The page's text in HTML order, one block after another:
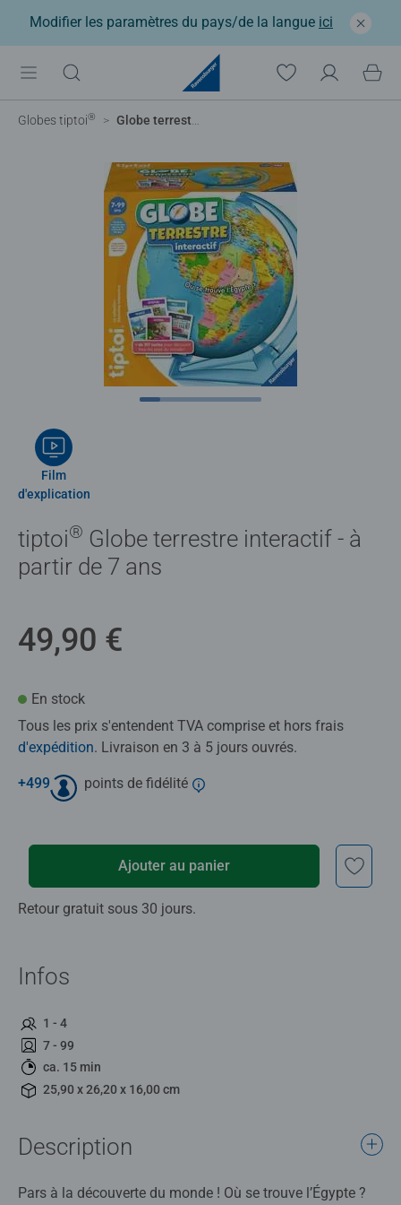
Modifier les paramètres du pays/de la langue ici
Globes tiptoi® Globe terrestre interactif
Film
d'explication
tiptoi® Globe terrestre interactif - à
partir de 7 ans
49,90 €
En stock
Tous les prix s'entendent TVA comprise et hors frais
d'expédition. Livraison en 3 à 5 jours ouvrés.
+499 points de fidélité
Ajouter au panier
Retour gratuit sous 30 jours.
Infos
1 - 4
7 - 99
ca. 15 min
25,90 x 26,20 x 16,00 cm
Description
Pars à la découverte du monde ! Où se trouve l’Égypte ?